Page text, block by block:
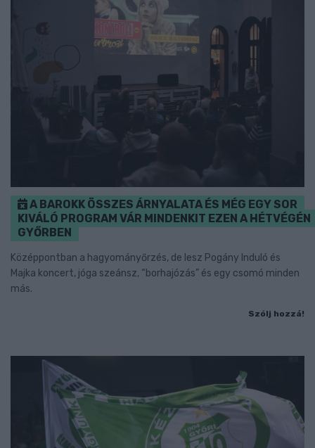
A BAROKK ÖSSZES ÁRNYALATA ÉS MÉG EGY SOR
KIVÁLÓ PROGRAM VÁR MINDENKIT EZEN A HÉTVÉGÉN
GYŐRBEN
Középpontban a hagyományőrzés, de lesz Pogány Induló és
Majka koncert, jóga szeánsz, “borhajózás” és egy csomó minden
más.
Szólj hozzá!